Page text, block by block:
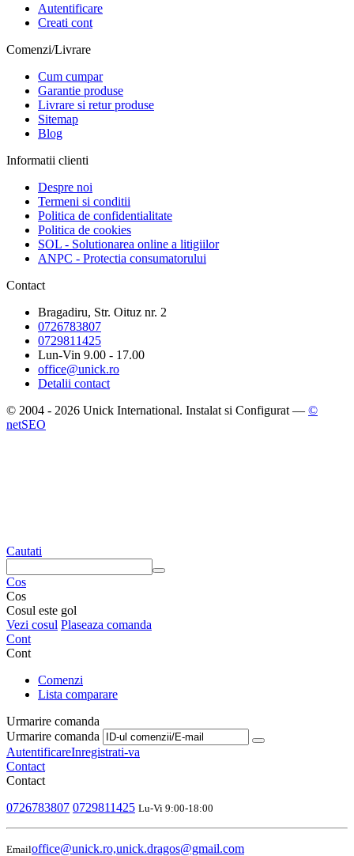
Autentificare
Creati cont
Comenzi/Livrare
Cum cumpar
Garantie produse
Livrare si retur produse
Sitemap
Blog
Informatii clienti
Despre noi
Termeni si conditii
Politica de confidentialitate
Politica de cookies
SOL - Solutionarea online a litigiilor
ANPC - Protectia consumatorului
Contact
Bragadiru, Str. Oituz nr. 2
0726783807
0729811425
Lun-Vin 9.00 - 17.00
office@unick.ro
Detalii contact
© 2004 - 2026 Unick International. Instalat si Configurat — ©
netSEO
Cautati
Cos
Cos
Cosul este gol
Vezi cosul Plaseaza comanda
Cont
Cont
Comenzi
Lista comparare
Urmarire comanda
Urmarire comanda
AutentificareInregistrati-va
Contact
Contact
0726783807 0729811425 Lu-Vi 9:00-18:00
Emailoffice@unick.ro,unick.dragos@gmail.com